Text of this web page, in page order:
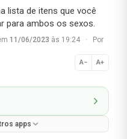
lista de itens que você
para ambos os sexos.
11/06/2023 às 19:24 ·
Por
A− A+
Normal
apps